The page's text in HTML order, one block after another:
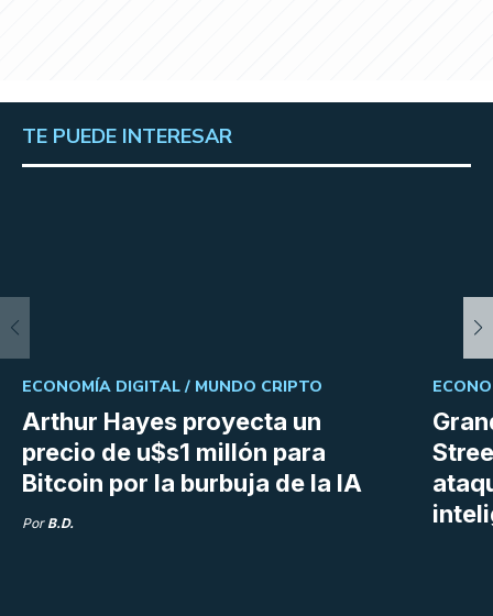
TE PUEDE INTERESAR
Arthur Hayes proyecta un
precio de u$s1 millón para
Bitcoin por la burbuja de la IA
ECONOMÍA DIGITAL / MUNDO CRIPTO
Por B.D.